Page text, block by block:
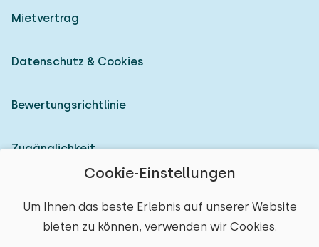
Cookie-Einstellungen
Um Ihnen das beste Erlebnis auf unserer Website
bieten zu können, verwenden wir Cookies.
Mietvertrag
Datenschutz & Cookies
Bewertungsrichtlinie
Zugänglichkeit
© 2026 Heerlijke Huisjes (eingetragene Marke)